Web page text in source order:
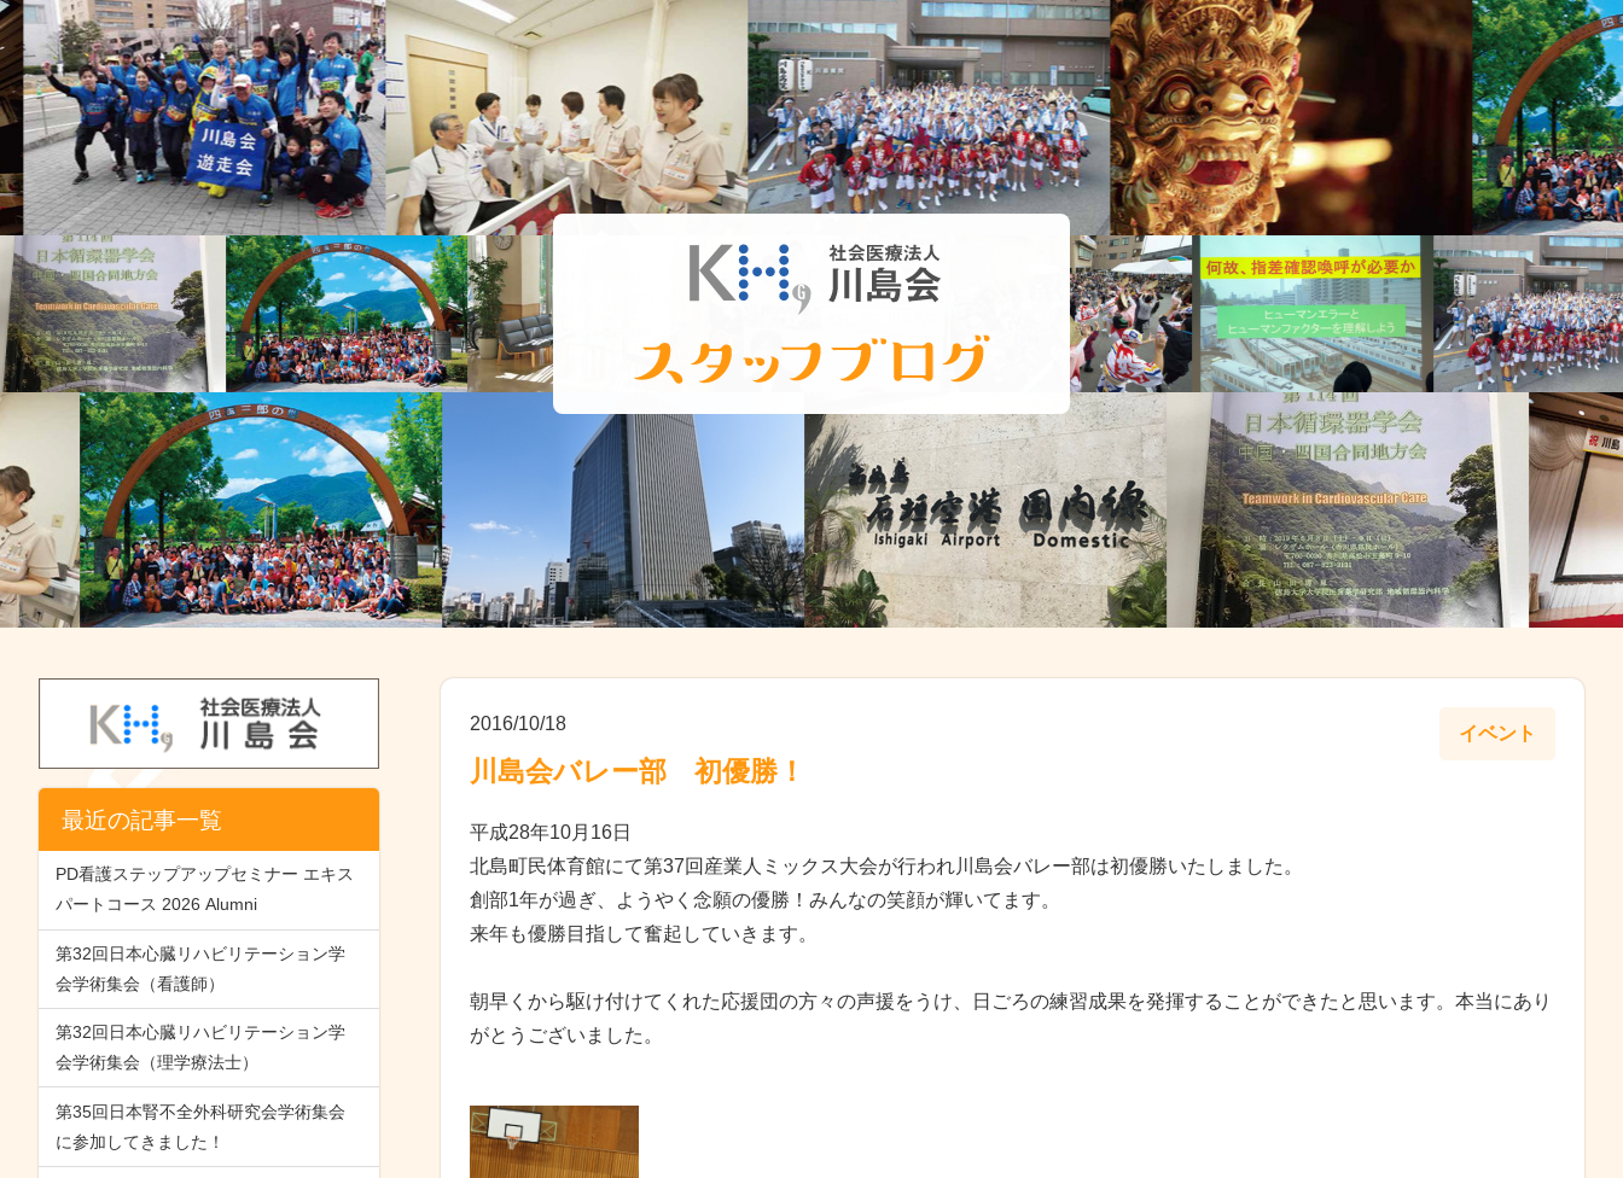
最近の記事一覧
PD看護ステップアップセミナー エキス
パートコース 2026 Alumni
第32回日本心臓リハビリテーション学
会学術集会（看護師）
第32回日本心臓リハビリテーション学
会学術集会（理学療法士）
第35回日本腎不全外科研究会学術集会
に参加してきました！
イベント
2016/10/18
川島会バレー部 初優勝！
平成28年10月16日
北島町民体育館にて第37回産業人ミックス大会が行われ川島会バレー部は初優勝いたしました。
創部1年が過ぎ、ようやく念願の優勝！みんなの笑顔が輝いてます。
来年も優勝目指して奮起していきます。
朝早くから駆け付けてくれた応援団の方々の声援をうけ、日ごろの練習成果を発揮することができたと思います。本当にあり
がとうございました。